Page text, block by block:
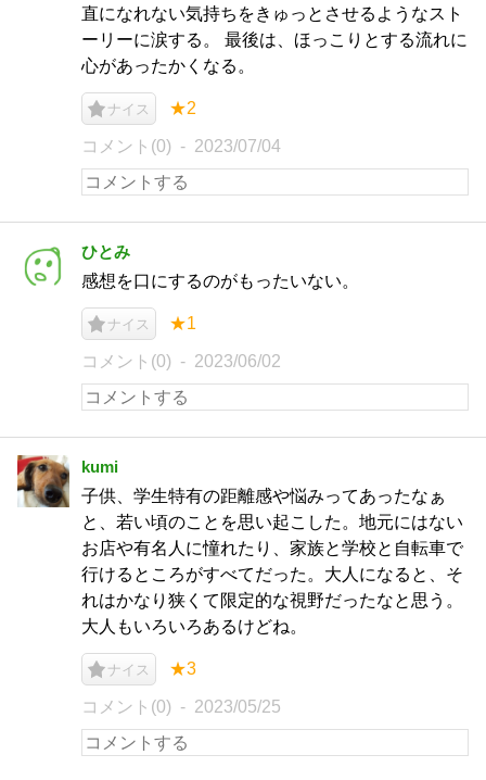
直になれない気持ちをきゅっとさせるようなスト
ーリーに涙する。 最後は、ほっこりとする流れに
心があったかくなる。
ナイス ★2
コメント(0) 2023/07/04
ひとみ
感想を口にするのがもったいない。
ナイス ★1
コメント(0) 2023/06/02
kumi
子供、学生特有の距離感や悩みってあったなぁ
と、若い頃のことを思い起こした。地元にはない
お店や有名人に憧れたり、家族と学校と自転車で
行けるところがすべてだった。大人になると、そ
れはかなり狭くて限定的な視野だったなと思う。
大人もいろいろあるけどね。
ナイス ★3
コメント(0) 2023/05/25